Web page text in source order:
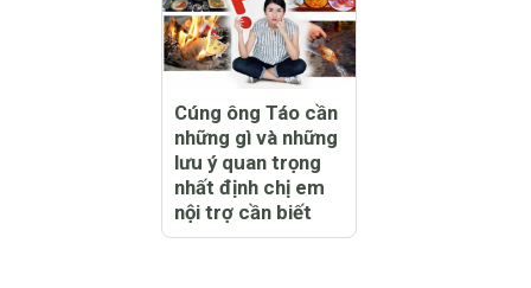
Cúng ông Táo cần
những gì và những
lưu ý quan trọng
nhất định chị em
nội trợ cần biết